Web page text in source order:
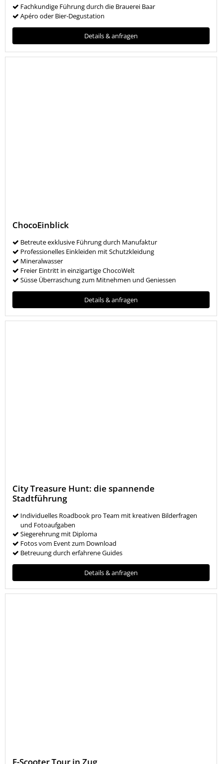
Fachkundige Führung durch die Brauerei Baar
Apéro oder Bier-Degustation
Details & anfragen
ChocoEinblick
Betreute exklusive Führung durch Manufaktur
Professionelles Einkleiden mit Schutzkleidung
Mineralwasser
Freier Eintritt in einzigartige ChocoWelt
Süsse Überraschung zum Mitnehmen und Geniessen
Details & anfragen
City Treasure Hunt: die spannende
Stadtführung
Individuelles Roadbook pro Team mit kreativen Bilderfragen
und Fotoaufgaben
Siegerehrung mit Diploma
Fotos vom Event zum Download
Betreuung durch erfahrene Guides
Details & anfragen
E-Scooter Tour in Zug